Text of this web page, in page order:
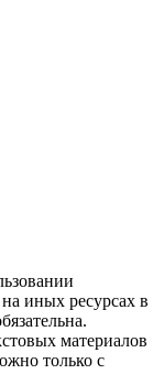
иных ресурсах в
материалов
только с